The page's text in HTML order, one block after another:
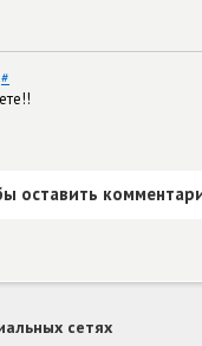
#
оставить
сетях